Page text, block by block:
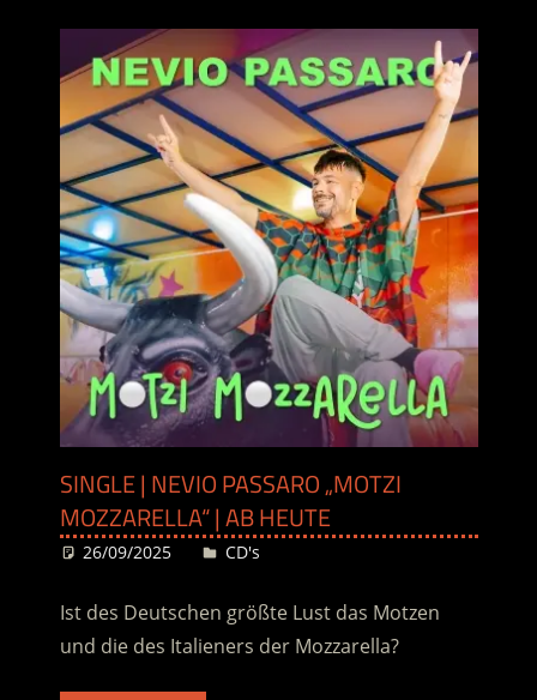
SINGLE | NEVIO PASSARO „MOTZI
MOZZARELLA“ | AB HEUTE
26/09/2025 Desiree
CD's
Ist des Deutschen größte Lust das Motzen
und die des Italieners der Mozzarella?